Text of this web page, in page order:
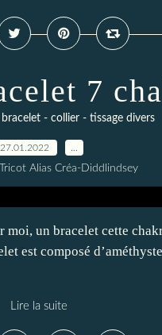
7
bracelet - collier - tissage divers
27.01.2022
Alias Créa-Diddlindsey
un bracelet cette
est composé
Lire la suite